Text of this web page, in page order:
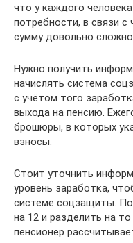
что у каждого
потребности, в связи с
сумму довольно
Нужно получить
начислять система
с учётом того
выхода на пенсию.
брошюры, в которых
взносы.
Стоит уточнить
уровень заработка,
системе соцзащиты.
на 12 и разделить на
пенсионер